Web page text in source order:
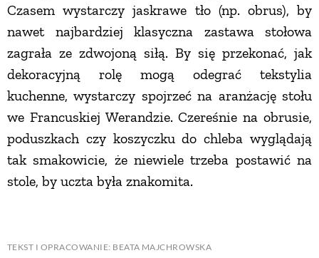
Czasem wystarczy jaskrawe tło (np. obrus), by
nawet najbardziej klasyczna zastawa stołowa
zagrała ze zdwojoną siłą. By się przekonać, jak
dekoracyjną rolę mogą odegrać tekstylia
kuchenne, wystarczy spojrzeć na aranżację stołu
we Francuskiej Werandzie. Czereśnie na obrusie,
poduszkach czy koszyczku do chleba wyglądają
tak smakowicie, że niewiele trzeba postawić na
stole, by uczta była znakomita.
TEKST I OPRACOWANIE: BEATA MAJCHROWSKA